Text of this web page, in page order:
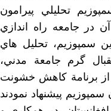
تحليلي پيرامون
در جامعه راه اندازي
سمپوزيم، تحليل هاي
گرم جامعة مدني،
از برنامة كاهش خشونت
پيشنهاد نمودند